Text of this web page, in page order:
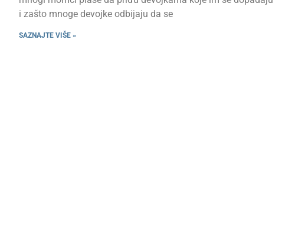
i zašto mnoge devojke odbijaju da se
SAZNAJTE VIŠE »